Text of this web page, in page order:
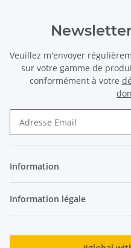
Newsletter
Veuillez m'envoyer
sur votre gamme de
conformément à votre
Information
Information légale